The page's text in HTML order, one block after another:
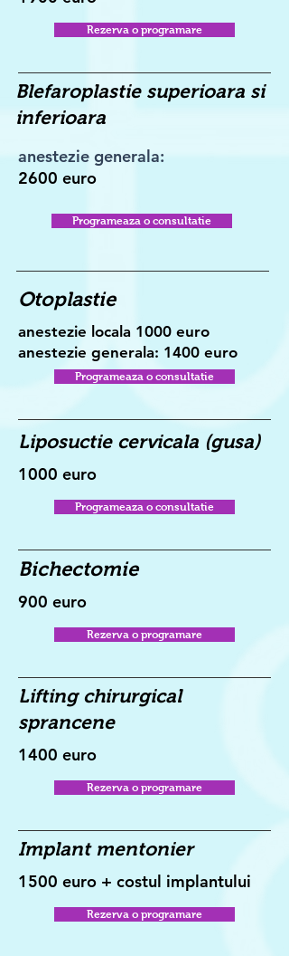
Rezerva o programare
Blefaroplastie superioara si
inferioara
Programeaza o consultatie
anestezie generala:
2600 euro
Otoplastie
anestezie locala 1000 euro
Programeaza o consultatie
anestezie generala: 1400 euro
Liposuctie cervicala (gusa)
1000 euro
Programeaza o consultatie
Bichectomie
900 euro
Rezerva o programare
Lifting chirurgical
sprancene
1400 euro
Rezerva o programare
Implant mentonier
1500 euro + costul implantului
Rezerva o programare